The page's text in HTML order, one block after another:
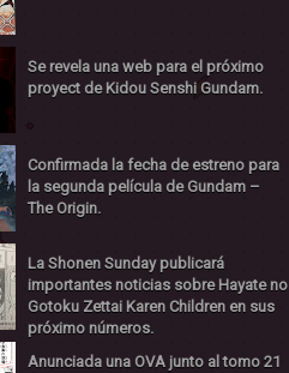
Se revela una web para el próximo
proyect de Kidou Senshi Gundam.
Confirmada la fecha de estreno para
la segunda película de Gundam –
The Origin.
La Shonen Sunday publicará
importantes noticias sobre Hayate no
Gotoku Zettai Karen Children en sus
próximo números.
Anunciada una OVA junto al tomo 21